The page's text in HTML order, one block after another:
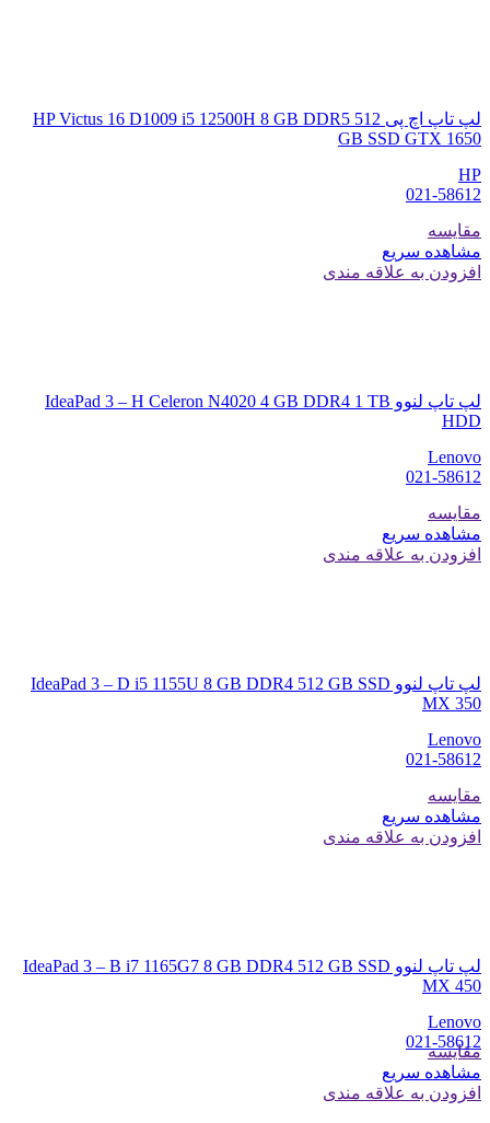
لپ تاپ اچ پی HP Victus 16 D1009 i5 12500H 8 GB DDR5 512
GB SSD GTX 1650
HP
021-58612
مقایسه
مشاهده سریع
افزودن به علاقه مندی
لپ تاپ لنوو IdeaPad 3 – H Celeron N4020 4 GB DDR4 1 TB
HDD
Lenovo
021-58612
مقایسه
مشاهده سریع
افزودن به علاقه مندی
لپ تاپ لنوو IdeaPad 3 – D i5 1155U 8 GB DDR4 512 GB SSD
MX 350
Lenovo
021-58612
مقایسه
مشاهده سریع
افزودن به علاقه مندی
لپ تاپ لنوو IdeaPad 3 – B i7 1165G7 8 GB DDR4 512 GB SSD
MX 450
Lenovo
021-58612
مقایسه
مشاهده سریع
افزودن به علاقه مندی